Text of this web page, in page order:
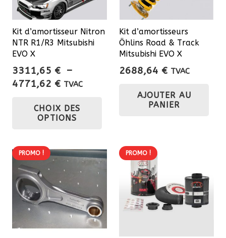
Kit d’amortisseur Nitron
NTR R1/R3 Mitsubishi
EVO X
3311,65 € –
4771,62 €Plage
prix :
3311,65 €
4771,62 €
TVAC
CHOIX DES
OPTIONS
variations.
options
peuvent
Kit d’amortisseurs
Öhlins Road & Track
Mitsubishi EVO X
2688,64 € TVAC
AJOUTER AU
PANIER
PROMO ! PROMO !